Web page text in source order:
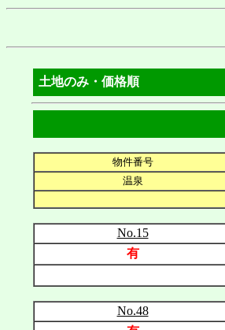
土地のみ・価格順
物件番号
温泉
No.15
有
No.48